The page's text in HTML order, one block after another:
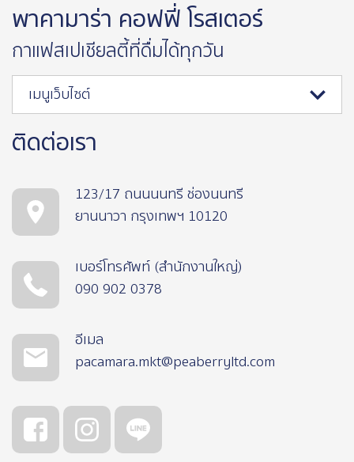
พาคามาร่า คอฟฟี่ โรสเตอร์
กาแฟสเปเชียลตี้ที่ดื่มได้ทุกวัน
เมนูเว็บไซต์
ติดต่อเรา
123/17 ถนนนนทรี ช่องนนทรี
ยานนาวา กรุงเทพฯ 10120
เบอร์โทรศัพท์ (สำนักงานใหญ่)
090 902 0378
อีเมล
pacamara.mkt@peaberryltd.com